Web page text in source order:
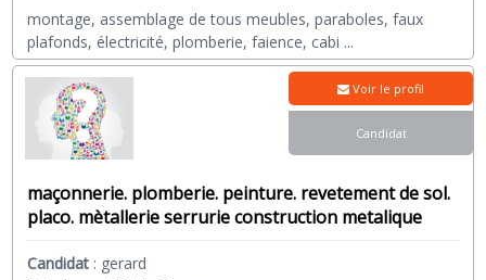
montage, assemblage de tous meubles, paraboles, faux
plafonds, électricité, plomberie, faience, cabi ...
maçonnerie. plomberie. peinture. revetement de sol.
placo. mètallerie serrurie construction metalique
Candidat : gerard
Voir le profil
Candidat